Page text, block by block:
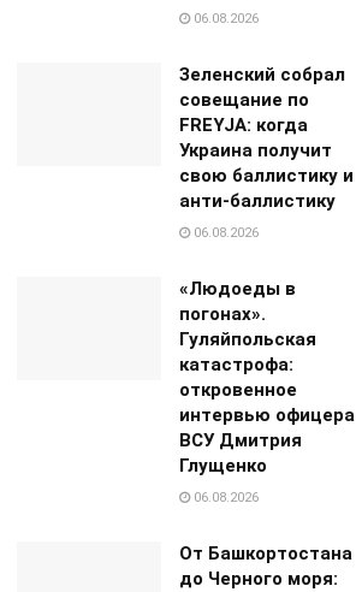
06.08.2026
Зеленский собрал
совещание по
FREYJA: когда
Украина получит
свою баллистику и
анти-баллистику
06.08.2026
«Людоеды в
погонах».
Гуляйпольская
катастрофа:
откровенное
интервью офицера
ВСУ Дмитрия
Глущенко
06.08.2026
От Башкортостана
до Черного моря: